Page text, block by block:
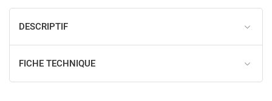
DESCRIPTIF
FICHE TECHNIQUE